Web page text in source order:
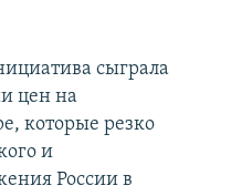
сыграла
цен на
которые резко
и
России в